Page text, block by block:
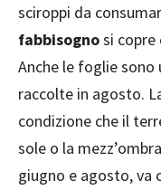
sciroppi da
fabbisognosi copre
Anche le foglie
raccolte in agosto.
condizione che il
sole o la
giugno e agosto, va